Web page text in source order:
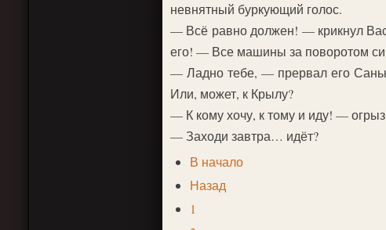
невнятный буркующий голос.
— Всё равно должен! — крикнул
его! — Все машины за поворотом
— Ладно тебе, — прервал его
Или, может, к Крылу?
— К кому хочу, к тому и иду! —
— Заходи завтра… идёт?
В начало
Назад
1